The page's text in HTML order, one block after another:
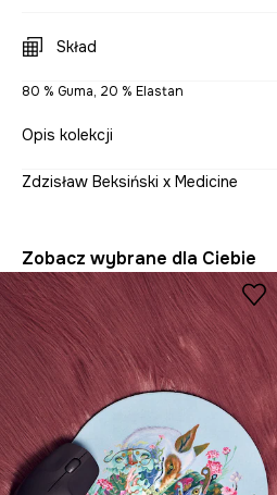
Skład
80 % Guma, 20 % Elastan
Opis kolekcji
Zdzisław Beksiński x Medicine
Zobacz wybrane dla Ciebie